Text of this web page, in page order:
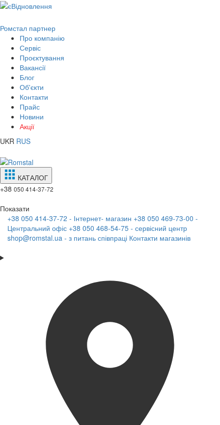
Ромстал партнер
Про компанію
Сервіс
Проєктування
Вакансії
Блог
Об'єкти
Контакти
Прайс
Новини
Акції
UKR RUS
КАТАЛОГ
+38 050 414-37-72
Показати
+38 050 414-37-72 - Інтернет- магазин +38 050 469-73-00 -
Центральний офіс +38 050 468-54-75 - сервісний центр
shop@romstal.ua - з питань співпраці Контакти магазинів